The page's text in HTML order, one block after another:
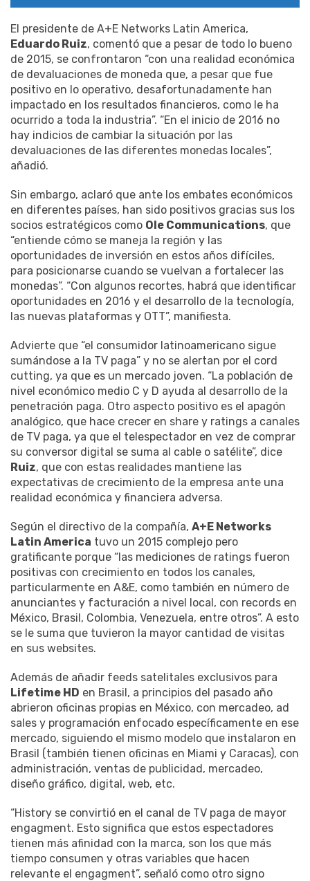
El presidente de A+E Networks Latin America,
Eduardo Ruiz, comentó que a pesar de todo lo bueno
de 2015, se confrontaron “con una realidad económica
de devaluaciones de moneda que, a pesar que fue
positivo en lo operativo, desafortunadamente han
impactado en los resultados financieros, como le ha
ocurrido a toda la industria”. “En el inicio de 2016 no
hay indicios de cambiar la situación por las
devaluaciones de las diferentes monedas locales”,
añadió.
Sin embargo, aclaró que ante los embates económicos
en diferentes países, han sido positivos gracias sus los
socios estratégicos como Ole Communications, que
“entiende cómo se maneja la región y las
oportunidades de inversión en estos años difíciles,
para posicionarse cuando se vuelvan a fortalecer las
monedas”. “Con algunos recortes, habrá que identificar
oportunidades en 2016 y el desarrollo de la tecnología,
las nuevas plataformas y OTT”, manifiesta.
Advierte que “el consumidor latinoamericano sigue
sumándose a la TV paga” y no se alertan por el cord
cutting, ya que es un mercado joven. “La población de
nivel económico medio C y D ayuda al desarrollo de la
penetración paga. Otro aspecto positivo es el apagón
analógico, que hace crecer en share y ratings a canales
de TV paga, ya que el telespectador en vez de comprar
su conversor digital se suma al cable o satélite”, dice
Ruiz, que con estas realidades mantiene las
expectativas de crecimiento de la empresa ante una
realidad económica y financiera adversa.
Según el directivo de la compañía, A+E Networks
Latin America tuvo un 2015 complejo pero
gratificante porque “las mediciones de ratings fueron
positivas con crecimiento en todos los canales,
particularmente en A&E, como también en número de
anunciantes y facturación a nivel local, con records en
México, Brasil, Colombia, Venezuela, entre otros”. A esto
se le suma que tuvieron la mayor cantidad de visitas
en sus websites.
Además de añadir feeds satelitales exclusivos para
Lifetime HD en Brasil, a principios del pasado año
abrieron oficinas propias en México, con mercadeo, ad
sales y programación enfocado específicamente en ese
mercado, siguiendo el mismo modelo que instalaron en
Brasil (también tienen oficinas en Miami y Caracas), con
administración, ventas de publicidad, mercadeo,
diseño gráfico, digital, web, etc.
“History se convirtió en el canal de TV paga de mayor
engagment. Esto significa que estos espectadores
tienen más afinidad con la marca, son los que más
tiempo consumen y otras variables que hacen
relevante el engagment”, señaló como otro signo